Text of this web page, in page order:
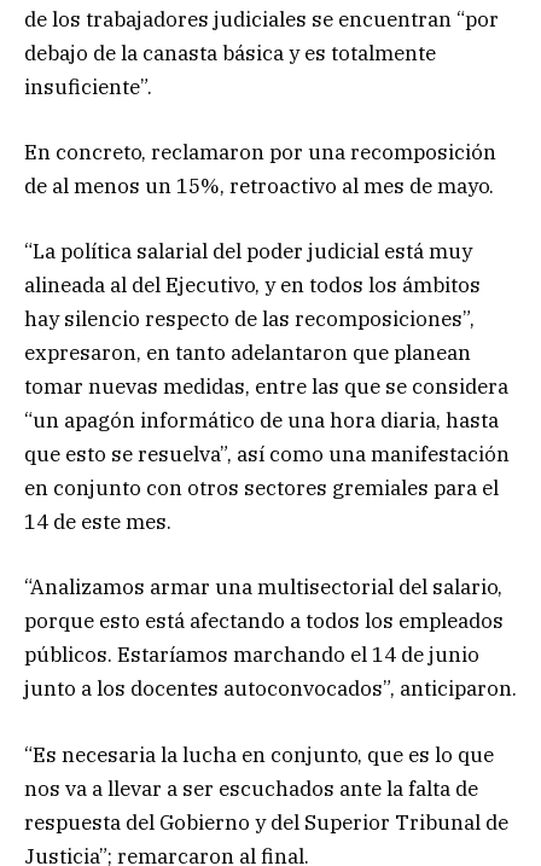
de los trabajadores judiciales se encuentran “por
debajo de la canasta básica y es totalmente
insuficiente”.
En concreto, reclamaron por una recomposición
de al menos un 15%, retroactivo al mes de mayo.
“La política salarial del poder judicial está muy
alineada al del Ejecutivo, y en todos los ámbitos
hay silencio respecto de las recomposiciones”,
expresaron, en tanto adelantaron que planean
tomar nuevas medidas, entre las que se considera
“un apagón informático de una hora diaria, hasta
que esto se resuelva”, así como una manifestación
en conjunto con otros sectores gremiales para el
14 de este mes.
“Analizamos armar una multisectorial del salario,
porque esto está afectando a todos los empleados
públicos. Estaríamos marchando el 14 de junio
junto a los docentes autoconvocados”, anticiparon.
“Es necesaria la lucha en conjunto, que es lo que
nos va a llevar a ser escuchados ante la falta de
respuesta del Gobierno y del Superior Tribunal de
Justicia”; remarcaron al final.